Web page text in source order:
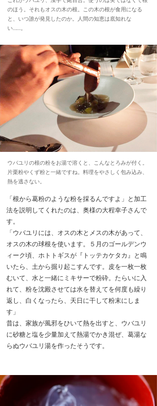
のほう。それもオスの木の根。この木の根が食用になる
と、いつ誰が発見したのか。人間の知恵は底知れな
い……。
ウバユリの根の粉をお湯で溶くと、こんなとろみが付く。
片栗粉やくず粉と一緒ですね。料理をやさしく包み込み、
熱を逃さない。
「根から葛粉のような粉を採るんですよ」と加工
法を説明してくれたのは、奥様の大程幸子さんで
す。
「ウバユリには、オスの木とメスの木があって、
オスの木の球根を使います。５月のゴールデンウ
ィーク頃、ホトトギスが『トッテカケタカ』と鳴
いたら、土から掘り起こすんです。皮を一枚一枚
むいて、水と一緒にミキサーで粉砕。たらいに入
れて、粉を沈殿させては水を替えてを何度も繰り
返し、白くなったら、天日に干して粉末にしま
す」
昔は、家族が風邪をひいて熱を出すと、ウバユリ
に砂糖と塩を少量加えて熱湯でかき混ぜ、葛湯な
らぬウバユリ湯を作ったそうです。